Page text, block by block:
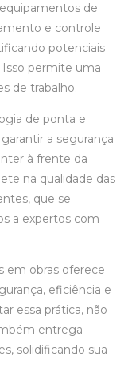
de
e controle
potenciais
permite uma
de trabalho.
de ponta e
a segurança
à frente da
na qualidade das
que se
a expertos com
em obras oferece
eficiência e
essa prática, não
entrega
solidificando sua